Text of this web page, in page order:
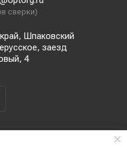
сверки)
Шпаковский
заезд
4